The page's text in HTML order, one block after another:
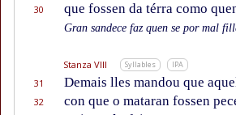
30
que fossen da térra como
Gran sandece faz quen se por mal
Stanza VIII Syllables IPA
31 Demais lles mandou que
32
con que o mataran fossen